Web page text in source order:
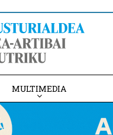
MULTIMEDIA